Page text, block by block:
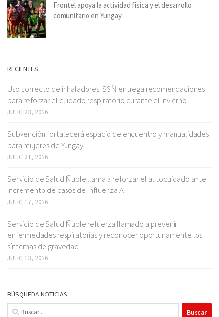
Frontel apoya la actividad física y el desarrollo
comunitario en Yungay
RECIENTES
Uso correcto de inhaladores: SSÑ entrega recomendaciones
para reforzar el cuidado respiratorio durante el invierno
JULIO 23, 2026
Subvención fortalecerá espacio de encuentro y manualidades
para mujeres de Yungay
JULIO 21, 2026
Servicio de Salud Ñuble llama a reforzar el autocuidado ante
incremento de casos de Influenza A
JULIO 17, 2026
Servicio de Salud Ñuble refuerza llamado a prevenir
enfermedades respiratorias y reconocer oportunamente los
síntomas de gravedad
JULIO 13, 2026
BÚSQUEDA NOTICIAS
Buscar: